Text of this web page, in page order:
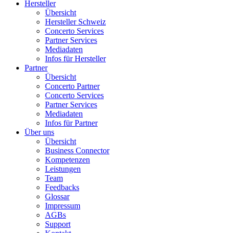
Hersteller
Übersicht
Hersteller Schweiz
Concerto Services
Partner Services
Mediadaten
Infos für Hersteller
Partner
Übersicht
Concerto Partner
Concerto Services
Partner Services
Mediadaten
Infos für Partner
Über uns
Übersicht
Business Connector
Kompetenzen
Leistungen
Team
Feedbacks
Glossar
Impressum
AGBs
Support